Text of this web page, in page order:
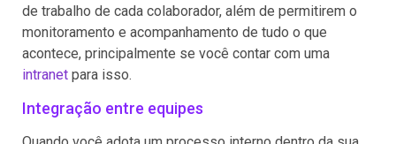
de trabalho de cada colaborador, além de permitirem o
monitoramento e acompanhamento de tudo o que
acontece, principalmente se você contar com uma
intranet para isso.
Integração entre equipes